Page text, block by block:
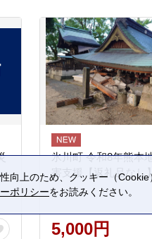
氷川町 令和8年熊本
害支援【返礼品なし】
5,000円
向上のため、クッキー（
ポリシーをお読みください。